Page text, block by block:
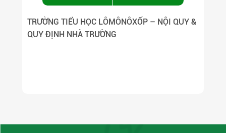
TRƯỜNG TIỂU HỌC LÔMÔNÔXỐP – NỘI QUY &
QUY ĐỊNH NHÀ TRƯỜNG